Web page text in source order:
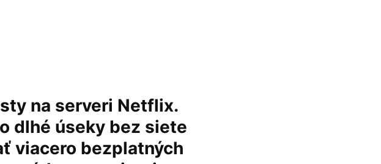
na serveri Netflix.
dlhé úseky bez siete
viacero bezplatných